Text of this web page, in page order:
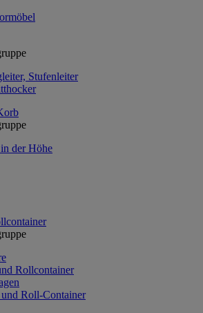
Stufenleiter
der Höhe
Rollcontainer
Roll-Container